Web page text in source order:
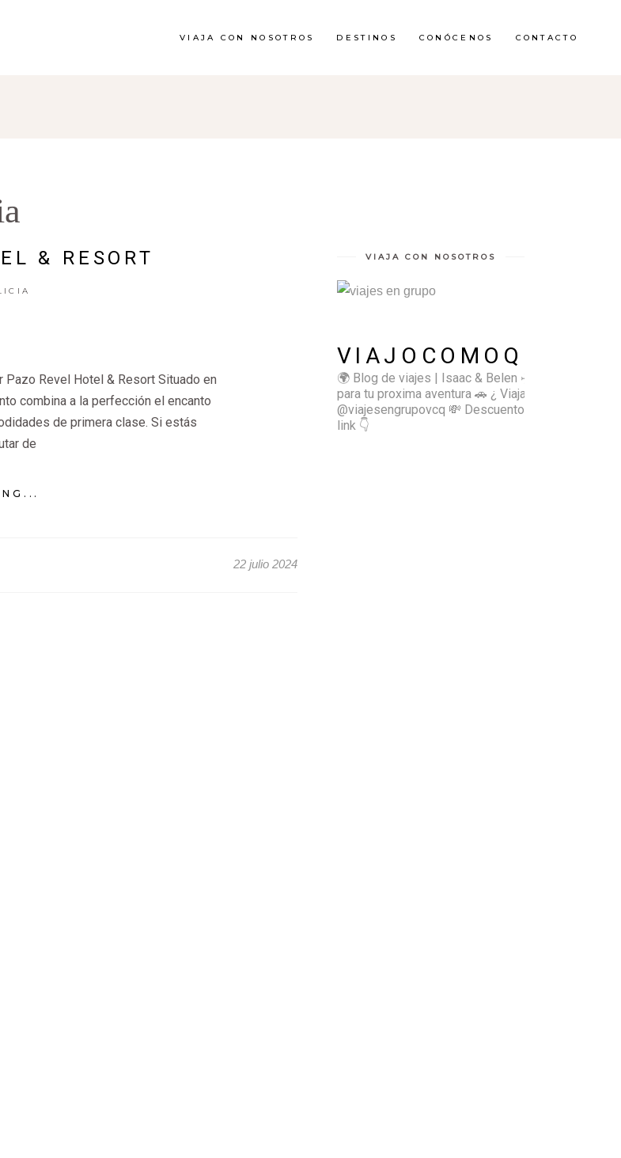
VIAJA CON NOSOTROS DESTINOS CONÓCENOS CONTACTO
& RESORT
Revel Hotel & Resort Situado en
combina a la perfección el encanto
de primera clase. Si estás
de
22 julio 2024
VIAJA CON NOSOTROS
VIAJOCOMOQUIERO
🌍 Blog de viajes | Isaac & Belen ✈️ Inspírate
para tu proxima aventura 🚗 ¿ Viajas sol@? 👉🏻
@viajesengrupovcq 💸 Descuentos y tips en el
link 👇